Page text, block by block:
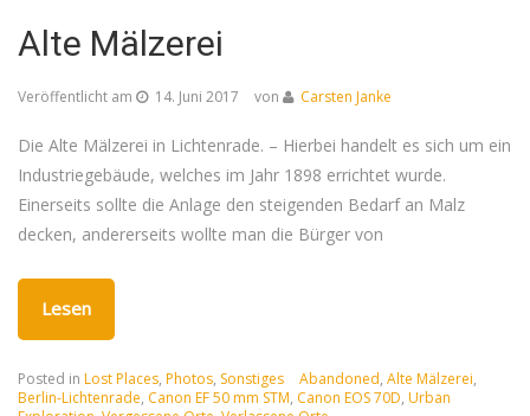
Alte Mälzerei
Veröffentlicht am 14. Juni 2017 von Carsten Janke
Die Alte Mälzerei in Lichtenrade. – Hierbei handelt es sich um ein
Industriegebäude, welches im Jahr 1898 errichtet wurde.
Einerseits sollte die Anlage den steigenden Bedarf an Malz
decken, andererseits wollte man die Bürger von
Lesen
Posted in Lost Places, Photos, Sonstiges Abandoned, Alte Mälzerei,
Berlin-Lichtenrade, Canon EF 50 mm STM, Canon EOS 70D, Urban